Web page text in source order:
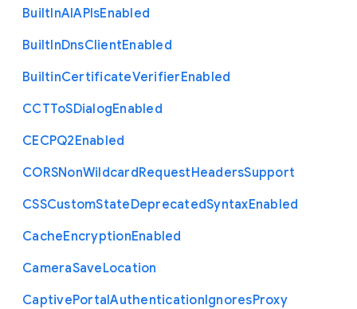
BuiltInAIAPIsEnabled
BuiltInDnsClientEnabled
BuiltinCertificateVerifierEnabled
CCTToSDialogEnabled
CECPQ2Enabled
CORSNonWildcardRequestHeadersSupport
CSSCustomStateDeprecatedSyntaxEnabled
CacheEncryptionEnabled
CameraSaveLocation
CaptivePortalAuthenticationIgnoresProxy